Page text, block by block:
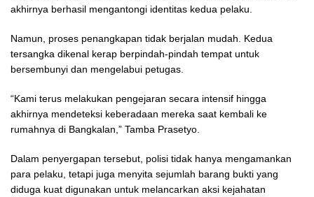
akhirnya berhasil mengantongi identitas kedua pelaku.
Namun, proses penangkapan tidak berjalan mudah. Kedua
tersangka dikenal kerap berpindah-pindah tempat untuk
bersembunyi dan mengelabui petugas.
“Kami terus melakukan pengejaran secara intensif hingga
akhirnya mendeteksi keberadaan mereka saat kembali ke
rumahnya di Bangkalan,” Tamba Prasetyo.
Dalam penyergapan tersebut, polisi tidak hanya mengamankan
para pelaku, tetapi juga menyita sejumlah barang bukti yang
diduga kuat digunakan untuk melancarkan aksi kejahatan